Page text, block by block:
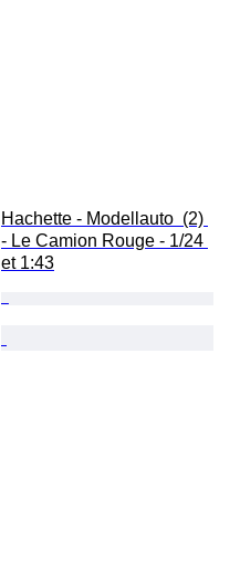
Hachette - Modellauto  (2)
- Le Camion Rouge - 1/24
et 1:43